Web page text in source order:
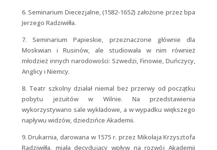
6. Seminarium Diecezjalne, (1582-1652) założone przez bpa
Jerzego Radziwiłła.
7. Seminarium Papieskie, przeznaczone głównie dla
Moskwian i Rusinów, ale studiowała w nim również
młodzież innych narodowości: Szwedzi, Finowie, Duńczycy,
Anglicy i Niemcy.
8. Teatr szkolny działał niemal bez przerwy od początku
pobytu jezuitów w Wilnie. Na przedstawienia
wykorzystywano sale wykładowe, a w wypadku większego
napływu widzów, dziedzińce Akademii.
9. Drukarnia, darowana w 1575 r. przez Mikołaja Krzysztofa
Radziwiłła, miała decydujący wpływ na rozwój Akademii